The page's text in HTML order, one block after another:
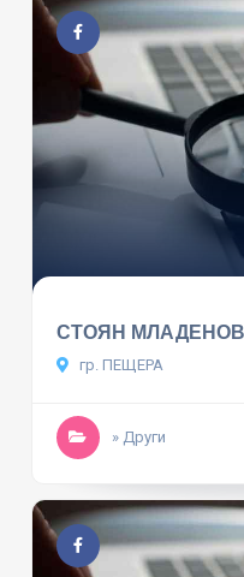
СТОЯН МЛАДЕНОВ
гр. ПЕЩЕРА
» Други